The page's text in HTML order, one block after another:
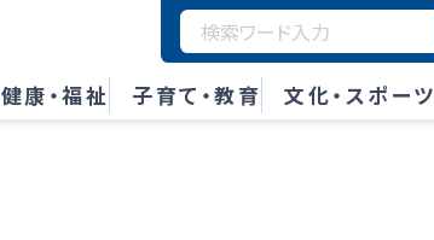
健康・福祉 子育て・教育 文化・スポーツ